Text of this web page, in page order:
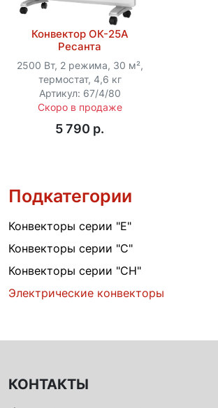
Конвектор ОК-25А
Ресанта
2500 Вт, 2 режима, 30 м²,
термостат, 4,6 кг
Артикул: 67/4/80
Скоро в продаже
5 790 p.
Подкатегории
Конвекторы серии "Е"
Конвекторы серии "С"
Конвекторы серии "СН"
Электрические конвекторы
КОНТАКТЫ